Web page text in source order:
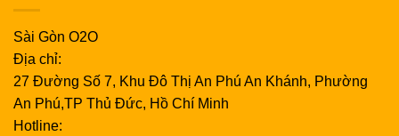
ly rượu vang có vành rộng và ly to hơn.
Ly rượu trắng: Ly rượu trắng nhỏ hơn ly rượu đỏ, hình
chữ U của nó giữ cho rượu lạnh trong một thời gian dài
hơn.
Sài Gòn O2O
Địa chỉ:
27 Đường Số 7, Khu Đô Thị An Phú An Khánh, Phường
An Phú,TP Thủ Đức, Hồ Chí Minh
Hotline: